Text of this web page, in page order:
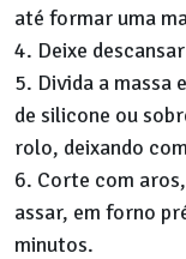
até formar uma
4. Deixe
5. Divida a massa
de silicone ou
rolo, deixando
6. Corte com
assar, em forno
minutos.